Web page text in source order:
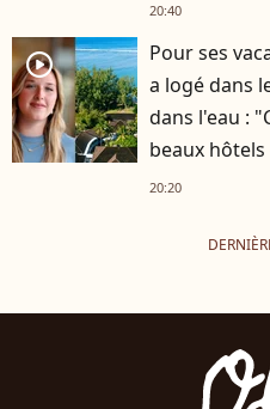
20:40
player2
Pour ses
a logé dans
dans l'eau :
beaux hôtels
20:20